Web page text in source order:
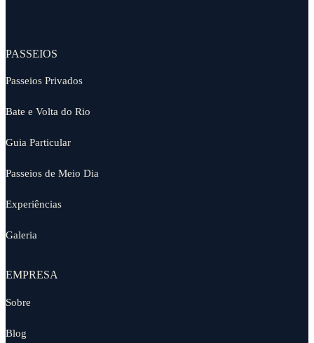
PASSEIOS
Passeios Privados
Bate e Volta do Rio
Guia Particular
Passeios de Meio Dia
Experiências
Galeria
EMPRESA
Sobre
Blog